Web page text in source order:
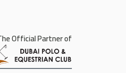
Official Partner of